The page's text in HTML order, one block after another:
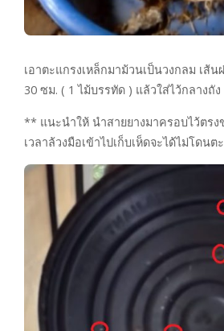
เอาตะแกรงเหล็กมาม้วนเป็นวงกลม เส้
30 ซม. ( 1 ไม้บรรทัด ) แล้วใส่ไว้กลางถัง
** แนะนำให้ นำสายยางมาครอบไว้ตรง
เวลาล้วงมือเข้าไปเก็บเห็ดจะได้ไม่โดน